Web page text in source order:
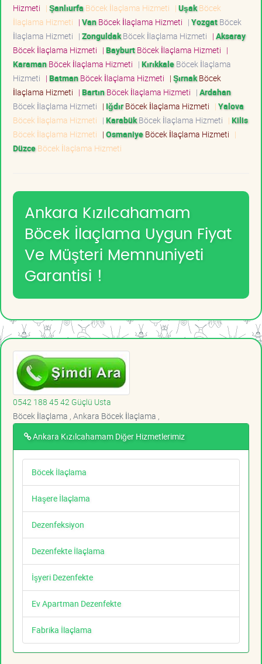
Hizmeti | Şanlıurfa Böcek İlaçlama Hizmeti | UşakBöcek
İlaçlama Hizmeti | VanBöcek İlaçlama Hizmeti | YozgatBöcek
İlaçlama Hizmeti | ZonguldakBöcek İlaçlama Hizmeti | Aksaray
Böcek İlaçlama Hizmeti | BayburtBöcek İlaçlama Hizmeti |
KaramanBöcek İlaçlama Hizmeti | KırıkkaleBöcek İlaçlama
Hizmeti | BatmanBöcek İlaçlama Hizmeti | ŞırnakBöcek
İlaçlama Hizmeti | BartınBöcek İlaçlama Hizmeti | Ardahan
Böcek İlaçlama Hizmeti | IğdırBöcek İlaçlama Hizmeti | Yalova
Böcek İlaçlama Hizmeti | KarabükBöcek İlaçlama Hizmeti | Kilis
Böcek İlaçlama Hizmeti | OsmaniyeBöcek İlaçlama Hizmeti |
DüzceBöcek İlaçlama Hizmeti
Ankara Kızılcahamam
Böcek İlaçlama Uygun Fiyat
Ve Müşteri Memnuniyeti
Garantisi !
0542 188 45 42 Güçlü Usta
Böcek İlaçlama , Ankara Böcek İlaçlama ,
Ankara Kızılcahamam Diğer Hizmetlerimiz
Böcek İlaçlama
Haşere İlaçlama
Dezenfeksiyon
Dezenfekte İlaçlama
İşyeri Dezenfekte
Ev Apartman Dezenfekte
Fabrika İlaçlama